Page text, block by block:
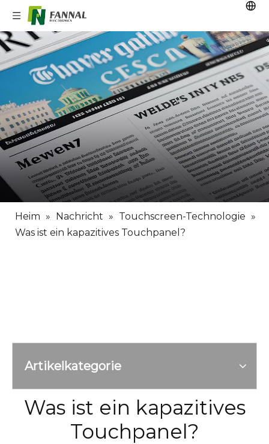
Heim » Nachricht » Touchscreen-Technologie »
Was ist ein kapazitives Touchpanel?
Artikelkategorie
Was ist ein kapazitives
Touchpanel?